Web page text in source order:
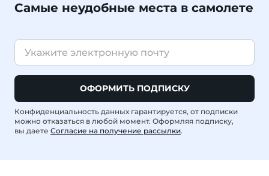
Самые неудобные места в самолете
ОФОРМИТЬ ПОДПИСКУ
Конфиденциальность данных гарантируется, от подписки
можно отказаться в любой момент. Оформляя подписку,
вы даете Согласие на получение рассылки.